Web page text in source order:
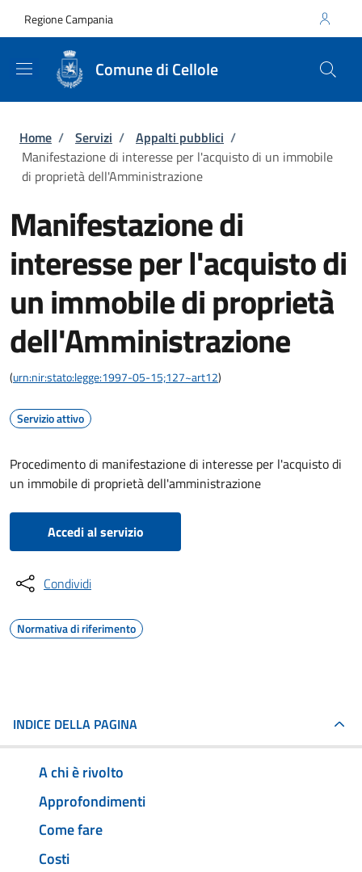
Regione Campania
Comune di Cellole
Briciole di pane
Home / Servizi / Appalti pubblici /
Manifestazione di interesse per l'acquisto di un immobile
di proprietà dell'Amministrazione
Manifestazione di
interesse per l'acquisto di
un immobile di proprietà
dell'Amministrazione
(urn:nir:stato:legge:1997-05-15;127~art12)
Servizio attivo
Procedimento di manifestazione di interesse per l'acquisto di
un immobile di proprietà dell'amministrazione
Accedi al servizio
Condividi
Normativa di riferimento
INDICE DELLA PAGINA
A chi è rivolto
Approfondimenti
Come fare
Costi